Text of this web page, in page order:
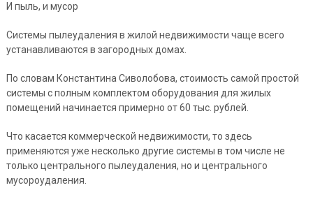
И пыль, и мусор
Системы пылеудаления в жилой недвижимости чаще всего
устанавливаются в загородных домах.
По словам Константина Сиволобова, стоимость самой простой
системы с полным комплектом оборудования для жилых
помещений начинается примерно от 60 тыс. рублей.
Что касается коммерческой недвижимости, то здесь
применяются уже несколько другие системы в том числе не
только центрального пылеудаления, но и центрального
мусороудаления.